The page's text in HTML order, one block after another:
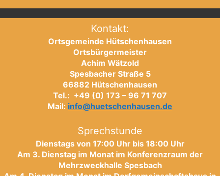
Kontakt:
Ortsgemeinde Hütschenhausen
Ortsbürgermeister
Achim Wätzold
Spesbacher Straße 5
66882 Hütschenhausen
Tel.: +49 (0) 173 – 96 71 707
Mail: info@huetschenhausen.de
Sprechstunde
Dienstags von 17:00 Uhr bis 18:00 Uhr
Am 3. Dienstag im Monat im Konferenzraum der
Mehrzweckhalle Spesbach